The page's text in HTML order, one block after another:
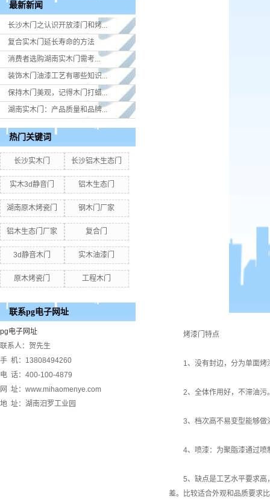
最新新闻
长沙木门之认识开放漆门和烤...
复合实木门延长寿命的方法
消费者选购湖南实木门​需考...
装饰木门油漆工艺有哪些知识...
保持木门美观，记得木门打蜡...
湖南实木门：产品质量和品牌...
热门关键词
长沙实木门 长沙铝木生态门
实木3d静音门 铝木生态门
湖南原木烤瓷门 钢木门厂家
铝木生态门厂家 复合门
3d静音木门 实木油漆门
原木烤瓷门 工程木门
联系pg电子网址
pg电子网址
联系人：贺先生
手 机：13808494260
电 话：400-100-4879
网 址：www.mihaomenye.com
地 址：湖南汨罗工业园
烤漆门特点
1、没有封边，分为单面烤
2、全体作用好，不滞油污
3、档次高不易变型能够做
4、喷漆：为聚脂漆通过喷制
5、缺点是工艺水平要求高，
差。比较适合外观和品质要求